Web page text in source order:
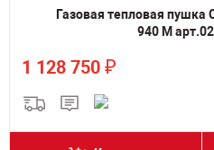
Газовая тепловая пушка
940 M
1 128 750 ₽